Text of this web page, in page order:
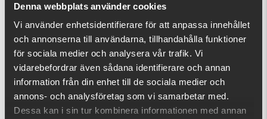
Denna webbplats använder cookies
Vi använder enhetsidentifierare för att anpassa innehållet
och annonserna till användarna, tillhandahålla funktioner
för sociala medier och analysera vår trafik. Vi
vidarebefordrar även sådana identifierare och annan
information från din enhet till de sociala medier och
annons- och analysföretag som vi samarbetar med.
Dessa kan i sin tur kombinera informationen med annan
RECENTLY VIEWED PRODUCTS